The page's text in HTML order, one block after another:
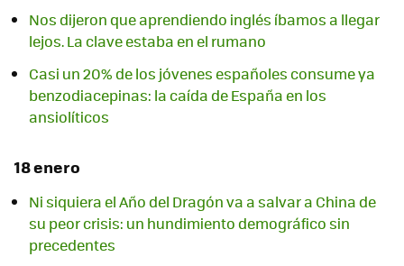
Nos dijeron que aprendiendo inglés íbamos a llegar
lejos. La clave estaba en el rumano
Casi un 20% de los jóvenes españoles consume ya
benzodiacepinas: la caída de España en los
ansiolíticos
18 enero
Ni siquiera el Año del Dragón va a salvar a China de
su peor crisis: un hundimiento demográfico sin
precedentes